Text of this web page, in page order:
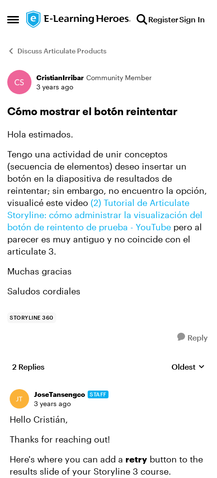
Open Side Menu
Skip to content RegisterSign In
Discuss Articulate Products
Forum Discussion
CristianIrribar Community Member
3 years ago
Cómo mostrar el botón reintentar
Hola estimados.
Tengo una actividad de unir conceptos
(secuencia de elementos) deseo insertar un
botón en la diapositiva de resultados de
reintentar; sin embargo, no encuentro la opción,
visualicé este video (2) Tutorial de Articulate
Storyline: cómo administrar la visualización del
botón de reintento de prueba - YouTube pero al
parecer es muy antiguo y no coincide con el
articulate 3.
Muchas gracias
Saludos cordiales
STORYLINE 360
Reply
2 Replies Replies
Oldest
JoseTansengco STAFF
3 years ago
Hello Cristián,
Thanks for reaching out!
Here's where you can add a retry button to the
results slide of your Storyline 3 course.